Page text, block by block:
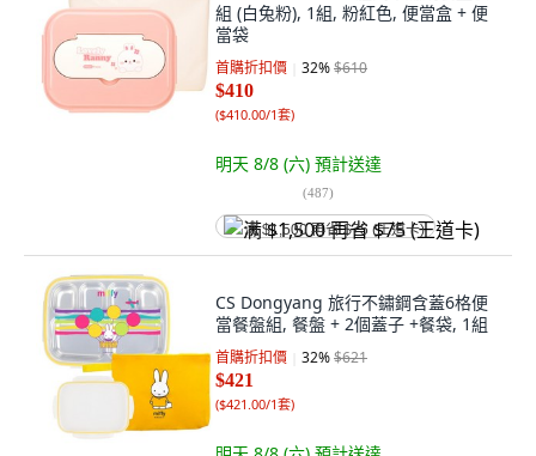
組 (白兔粉), 1組, 粉紅色, 便當盒 + 便
當袋
首購折扣價 32%$610
$410
($410.00/1套)
明天 8/8 (六) 預計送達
(487)
满 $1,500 再省 $75 (王道卡)
CS Dongyang 旅行不鏽鋼含蓋6格便
當餐盤組, 餐盤 + 2個蓋子 +餐袋, 1組
首購折扣價 32%$621
$421
($421.00/1套)